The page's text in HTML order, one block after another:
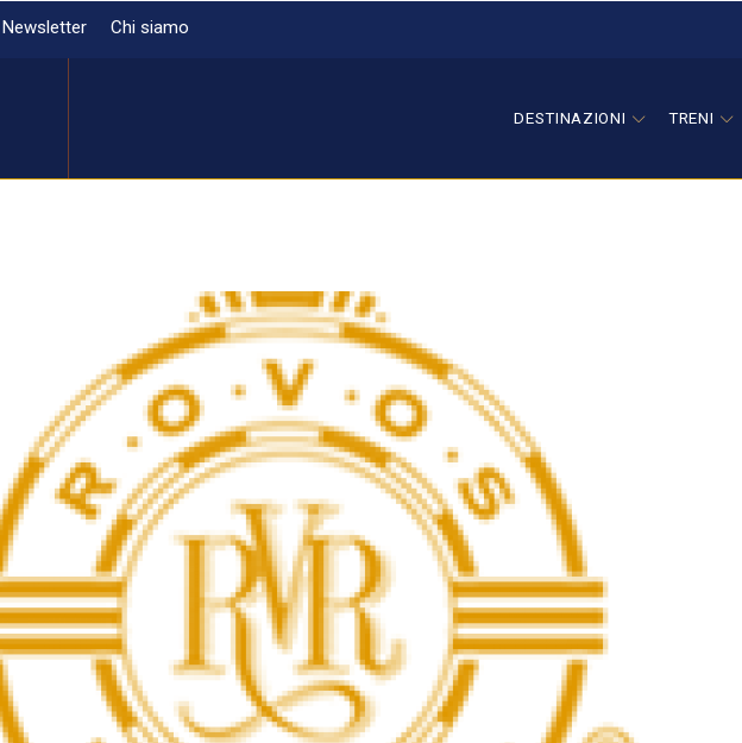
Newsletter Chi siamo
DESTINAZIONI TRENI